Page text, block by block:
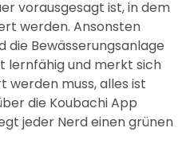
vorausgesagt ist, in dem
werden. Ansonsten
die Bewässerungsanlage
lernfähig und merkt sich
werden muss, alles ist
die Koubachi App
jeder Nerd einen grünen